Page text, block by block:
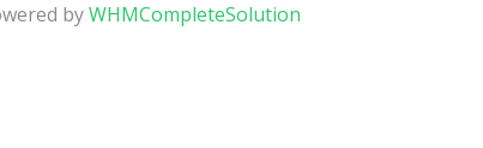
byWHMCompleteSolution